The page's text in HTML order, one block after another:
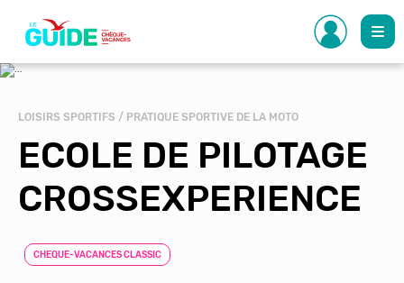
contenu
principal
LOISIRS SPORTIFS / PRATIQUE SPORTIVE DE LA MOTO
ECOLE DE PILOTAGE
CROSSEXPERIENCE
CHEQUE-VACANCES CLASSIC